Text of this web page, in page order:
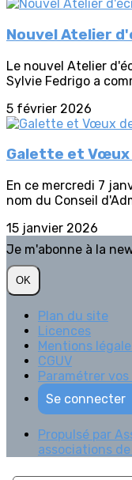
Nouvel Atelier
Le nouvel Atelier
Sylvie Fedrigo a
5 février 2026
Galette et Vœux
En ce mercredi 7
nom du Conseil
15 janvier 2026
Je m'abonne à la
OK
Plan du site
Licences
Mentions
CGUV
Paramétrer vos
Se connecter
Propulsé par
associations